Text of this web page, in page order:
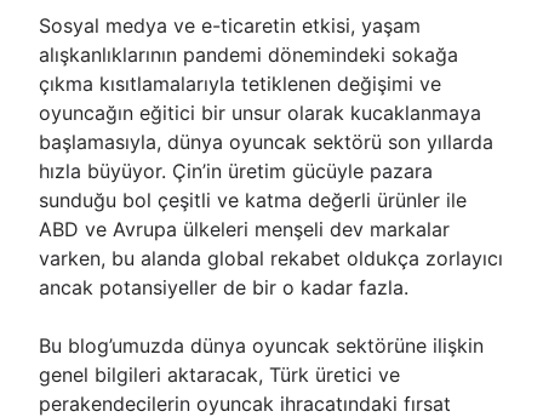
Sosyal medya ve e-ticaretin etkisi, yaşam
alışkanlıklarının pandemi dönemindeki sokağa
çıkma kısıtlamalarıyla tetiklenen değişimi ve
oyuncağın eğitici bir unsur olarak kucaklanmaya
başlamasıyla, dünya oyuncak sektörü son yıllarda
hızla büyüyor. Çin’in üretim gücüyle pazara
sunduğu bol çeşitli ve katma değerli ürünler ile
ABD ve Avrupa ülkeleri menşeli dev markalar
varken, bu alanda global rekabet oldukça zorlayıcı
ancak potansiyeller de bir o kadar fazla.
Bu blog’umuzda dünya oyuncak sektörüne ilişkin
genel bilgileri aktaracak, Türk üretici ve
perakendecilerin oyuncak ihracatındaki fırsat